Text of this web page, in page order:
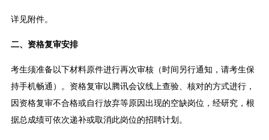
详见附件。
二、资格复审安排
考生须准备以下材料原件进行再次审核（时间另行通知，请考生保
持手机畅通）。资格复审以腾讯会议线上查验、核对的方式进行，
因资格复审不合格或自行放弃等原因出现的空缺岗位，经研究，根
据总成绩可依次递补或取消此岗位的招聘计划。